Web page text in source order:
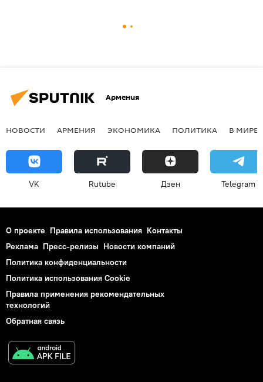
Армения
НОВОСТИ АРМЕНИЯ ЭКОНОМИКА ПОЛИТИКА В МИРЕ
VK Rutube Дзен Telegram
О проекте Правила использования Контакты
Реклама Пресс-релизы Новости компаний
Политика конфиденциальности
Политика использования Cookie
Правила применения рекомендательных
технологий
Обратная связь